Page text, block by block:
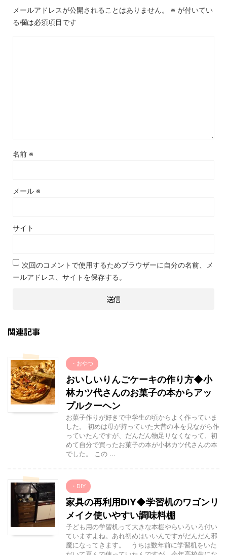
メールアドレスが公開されることはありません。 ※ が付いてい
る欄は必須項目です
名前 ※
メール ※
サイト
次回のコメントで使用するためブラウザーに自分の名前、メ
ールアドレス、サイトを保存する。
関連記事
・おやつ
おいしいりんごケーキの作り方◆小
林カツ代さんのお菓子の本からアッ
プルクーヘン
お菓子作りが好きで中学生の頃からよく作っていま
した。 初めは母が持っていた大昔の本を見ながら作
っていたんですが、だんだん物足りなくなって、初
めて自分で買ったお菓子の本が小林カツ代さんの本
でした。 この ...
・DIY
家具の再利用DIY◆学習机のワゴンリ
メイク使いやすい調味料棚
子ども用の学習机って大きな本棚やらいろいろ付い
ていますよね。あれ初めはいいんですがだんだん邪
魔になってきます。 うちは数年前に学習机をいた